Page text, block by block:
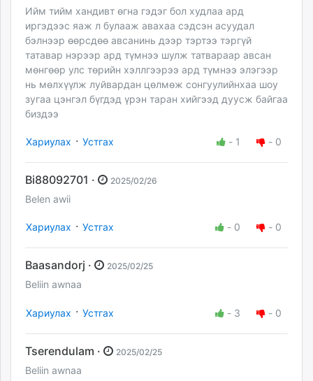
Ийм тийм хандивт өгна гэдэг бол худлаа ард
иргэдээс яаж л булааж авахаа сэдсэн асуудал
бэлнээр өөрсдөө авсанинь дээр тэртээ тэргүй
татавар нэрээр ард түмнээ шулж татвараар авсан
мөнгөөр улс төрийн хэллгээрээ ард түмнээ элэгээр
нь мөлхүүлж луйвардан цөлмөж сонгуулийнхаа шоу
зугаа цэнгэл бүгдэд үрэн таран хийгээд дуусж байгаа
биздээ
Хариулах · Устгах - 1 - 0
Bi88092701 · 2025/02/26
Belen awii
Хариулах · Устгах - 0 - 0
Baasandorj · 2025/02/25
Beliin awnaa
Хариулах · Устгах - 3 - 0
Tserendulam · 2025/02/25
Beliin awnaa